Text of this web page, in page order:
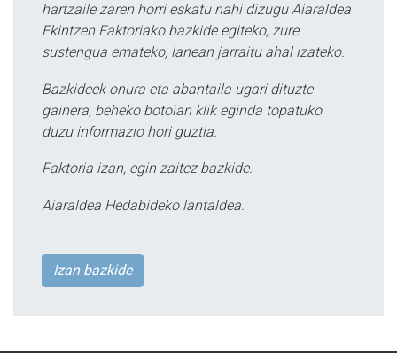
hartzaile zaren horri eskatu nahi dizugu Aiaraldea
Ekintzen Faktoriako bazkide egiteko, zure
sustengua emateko, lanean jarraitu ahal izateko.
Bazkideek onura eta abantaila ugari dituzte
gainera, beheko botoian klik eginda topatuko
duzu informazio hori guztia.
Faktoria izan, egin zaitez bazkide.
Aiaraldea Hedabideko lantaldea.
Izan bazkide